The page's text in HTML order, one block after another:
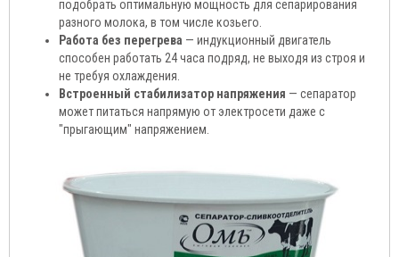
подобрать оптимальную мощность для сепарирования
разного молока, в том числе козьего.
Работа без перегрева — индукционный двигатель
способен работать 24 часа подряд, не выходя из строя и
не требуя охлаждения.
Встроенный стабилизатор напряжения — сепаратор
может питаться напрямую от электросети даже с
"прыгающим" напряжением.